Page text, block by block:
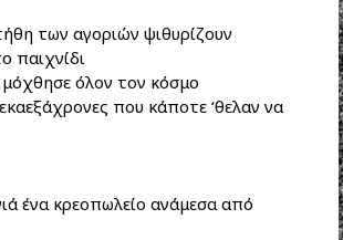
των αγοριών ψιθυρίζουν
παιχνίδι
όλον τον κόσμο
που κάποτε ‘θελαν να
ένα κρεοπωλείο ανάμεσα από